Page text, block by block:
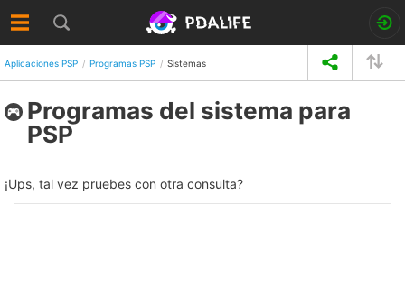
Aplicaciones PSP Programas PSP Sistemas
Programas del sistema para
PSP
¡Ups, tal vez pruebes con otra consulta?